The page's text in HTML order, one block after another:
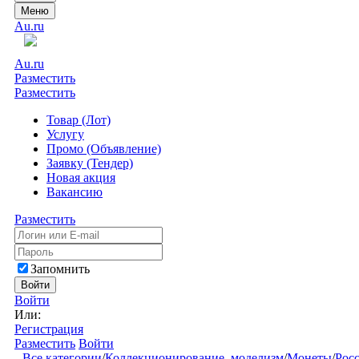
Меню
Au.ru
Au.ru
Разместить
Разместить
Товар (Лот)
Услугу
Промо (Объявление)
Заявку (Тендер)
Новая акция
Вакансию
Разместить
Запомнить
Войти
Войти
Или:
Регистрация
Разместить Войти